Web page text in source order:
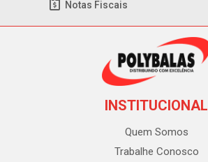
Notas Fiscais
INSTITUCIONAL
Quem Somos
Trabalhe Conosco